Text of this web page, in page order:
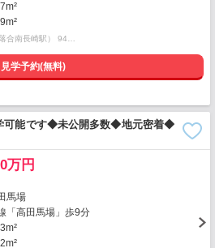
合南長崎駅） 94…
見学予約(無料)
可能です◆未公開多数◆地元密着◆
万円
馬場
「高田馬場」歩9分